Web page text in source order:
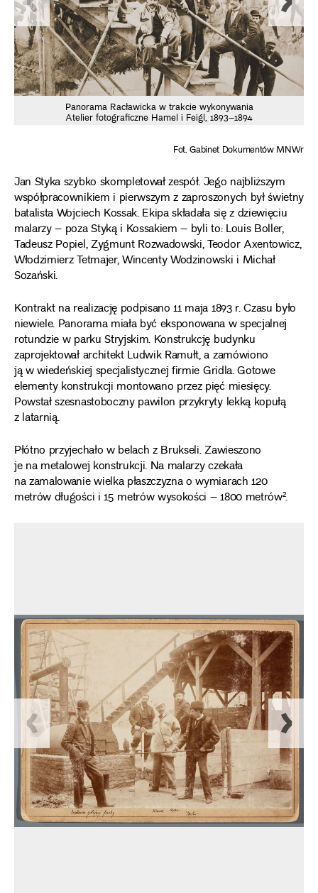
Panorama Racławicka w trakcie wykonywania
Atelier fotograficzne Hamel i Feigl, 1893–1894
Fot. Gabinet Dokumentów MNWr
Jan Styka szybko skompletował zespół. Jego najbliższym
współpracownikiem i pierwszym z zaproszonych był świetny
batalista Wojciech Kossak. Ekipa składała się z dziewięciu
malarzy – poza Styką i Kossakiem – byli to: Louis Boller,
Tadeusz Popiel, Zygmunt Rozwadowski, Teodor Axentowicz,
Włodzimierz Tetmajer, Wincenty Wodzinowski i Michał
Sozański.
Kontrakt na realizację podpisano 11 maja 1893 r. Czasu było
niewiele. Panorama miała być eksponowana w specjalnej
rotundzie w parku Stryjskim. Konstrukcję budynku
zaprojektował architekt Ludwik Ramułt, a zamówiono
ją w wiedeńskiej specjalistycznej firmie Gridla. Gotowe
elementy konstrukcji montowano przez pięć miesięcy.
Powstał szesnastoboczny pawilon przykryty lekką kopułą
z latarnią.
Płótno przyjechało w belach z Brukseli. Zawieszono
je na metalowej konstrukcji. Na malarzy czekała
na zamalowanie wielka płaszczyzna o wymiarach 120
metrów długości i 15 metrów wysokości – 1800 metrów².